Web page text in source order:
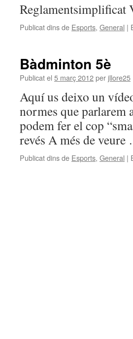
Reglamentsimplificat
Publicat dins de Esports, General |
Bàdminton 5è
Publicat el 5 març 2012per jllore25
Aquí us deixo un
normes que parlarem
podem fer el cop
revés A més de
Publicat dins de Esports, General |